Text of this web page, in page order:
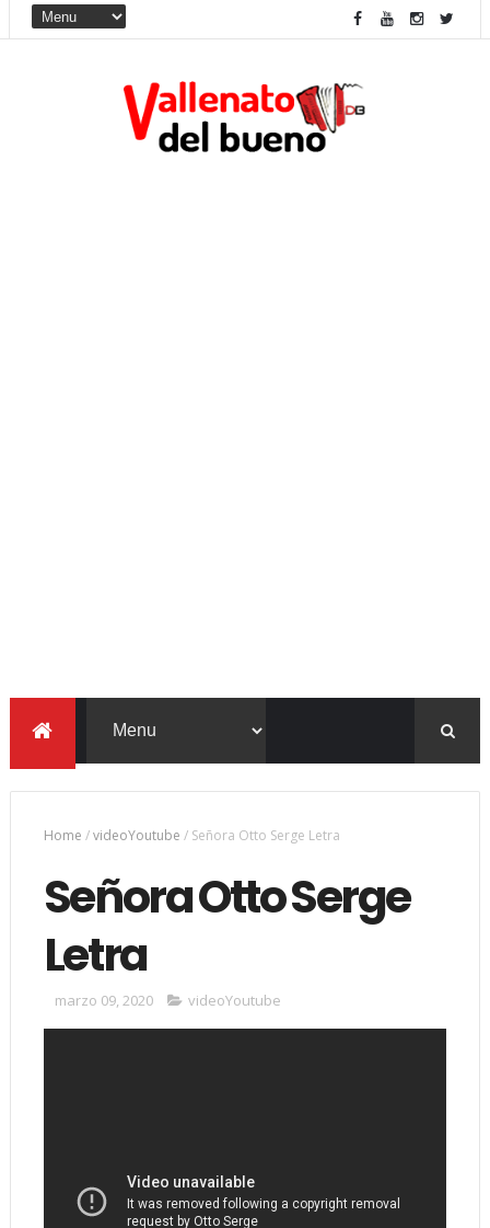
Home /videoYoutube / Señora Otto Serge Letra
Señora Otto Serge
Letra
marzo 09, 2020 videoYoutube